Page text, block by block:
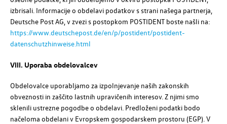
izbrisali. Informacije o obdelavi podatkov s strani našega partnerja,
Deutsche Post AG, v zvezi s postopkom POSTIDENT boste našli na:
https://www.deutschepost.de/en/p/postident/postident-
datenschutzhinweise.html
VIII. Uporaba obdelovalcev
Obdelovalce uporabljamo za izpolnjevanje naših zakonskih
obveznosti in zaščito lastnih upravičenih interesov. Z njimi smo
sklenili ustrezne pogodbe o obdelavi. Predloženi podatki bodo
načeloma obdelani v Evropskem gospodarskem prostoru (EGP). V